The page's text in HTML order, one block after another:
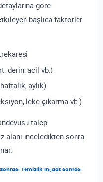
göre
başlıca faktörler
derin, acil vb.)
aylık)
leke çıkarma vb.)
talep
alanı inceledikten sonra
Temizlik Inşaat sonrası